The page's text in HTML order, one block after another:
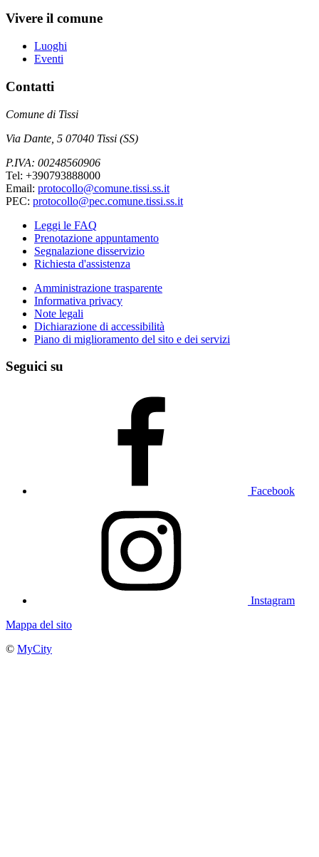
Vivere il comune
Luoghi
Eventi
Contatti
Comune di Tissi
Via Dante, 5 07040 Tissi (SS)
P.IVA: 00248560906
Tel: +390793888000
Email: protocollo@comune.tissi.ss.it
PEC: protocollo@pec.comune.tissi.ss.it
Leggi le FAQ
Prenotazione appuntamento
Segnalazione disservizio
Richiesta d'assistenza
Amministrazione trasparente
Informativa privacy
Note legali
Dichiarazione di accessibilità
Piano di miglioramento del sito e dei servizi
Seguici su
Facebook
Instagram
Mappa del sito
© MyCity